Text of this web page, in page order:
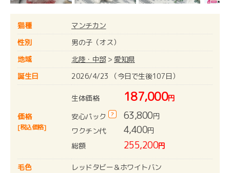
猫種
マンチカン
性別
男の子（オス）
地域
北陸・中部> 愛知県
誕生日
2026/4/23 （今日で生後107日）
価格
[税込価格]
生体価格 187,000円
安心パック
? 63,800円
ワクチン代
4,400円
総額
255,200円
毛色
レッドタビー＆ホワイトバン